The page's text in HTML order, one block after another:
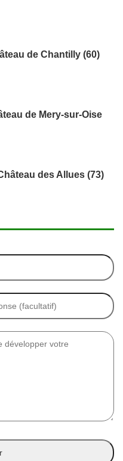
de Chantilly (60)
de Mery-sur-Oise
des Allues (73)